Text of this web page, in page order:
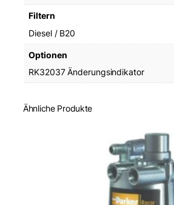
Filtern
Diesel / B20
Optionen
RK32037 Änderungsindikator
Ähnliche Produkte